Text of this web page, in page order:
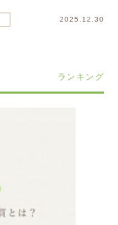
2025.12.30
ランキング